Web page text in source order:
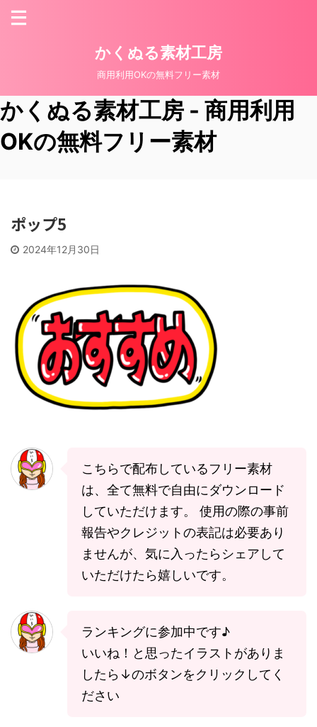
かくぬる素材工房
商用利用OKの無料フリー素材
かくぬる素材工房 - 商用利用
OKの無料フリー素材
ポップ5
2024年12月30日
こちらで配布しているフリー素材
は、全て無料で自由にダウンロード
していただけます。 使用の際の事前
報告やクレジットの表記は必要あり
ませんが、気に入ったらシェアして
いただけたら嬉しいです。
ランキングに参加中です♪
いいね！と思ったイラストがありま
したら↓のボタンをクリックしてく
ださい